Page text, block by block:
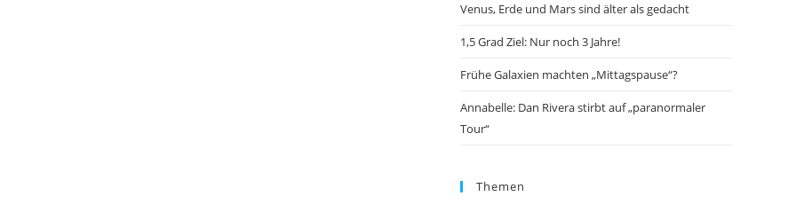
Venus, Erde und Mars sind älter als gedacht
1,5 Grad Ziel: Nur noch 3 Jahre!
Frühe Galaxien machten „Mittagspause“?
Annabelle: Dan Rivera stirbt auf „paranormaler
Tour“
Themen